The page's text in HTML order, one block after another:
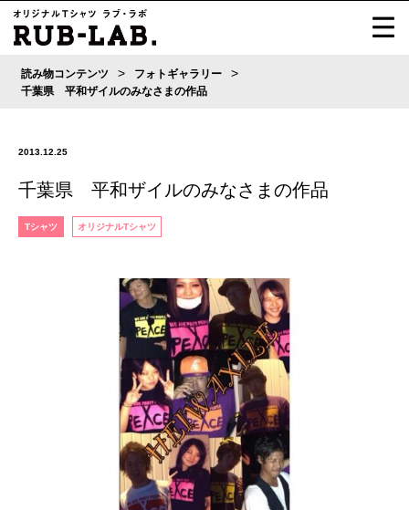
読み物コンテンツ > フォトギャラリー >
千葉県 平和ザイルのみなさまの作品
2013.12.25
千葉県 平和ザイルのみなさまの作品
Tシャツ オリジナルTシャツ